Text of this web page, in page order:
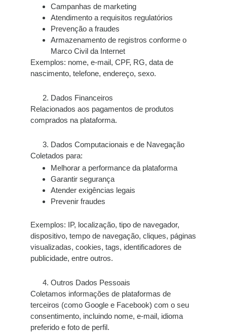
Campanhas de marketing
Atendimento a requisitos regulatórios
Prevenção a fraudes
Armazenamento de registros conforme o
Marco Civil da Internet
Exemplos: nome, e-mail, CPF, RG, data de
nascimento, telefone, endereço, sexo.
Dados Financeiros
Relacionados aos pagamentos de produtos
comprados na plataforma.
Dados Computacionais e de Navegação
Coletados para:
Melhorar a performance da plataforma
Garantir segurança
Atender exigências legais
Prevenir fraudes
Exemplos: IP, localização, tipo de navegador,
dispositivo, tempo de navegação, cliques, páginas
visualizadas, cookies, tags, identificadores de
publicidade, entre outros.
Outros Dados Pessoais
Coletamos informações de plataformas de
terceiros (como Google e Facebook) com o seu
consentimento, incluindo nome, e-mail, idioma
preferido e foto de perfil.